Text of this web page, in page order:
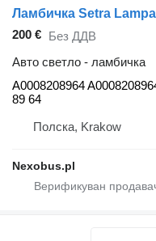
200 € Без ДДВ
Авто светло - ламбичка
A0008208964
89 64
Полска, Krakow
Nexobus.pl